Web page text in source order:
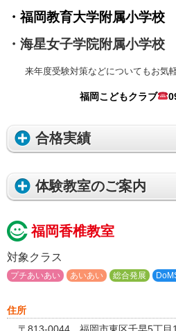
・福岡教育大学附属小学校
・海星女子学院附属小学校
来年度受験対策などについてもお気
福岡こどもクラブ
合格実績
体験教室のご案内
福岡香椎教室
対象クラス
プチあいあい あいあい 総合発展
住所